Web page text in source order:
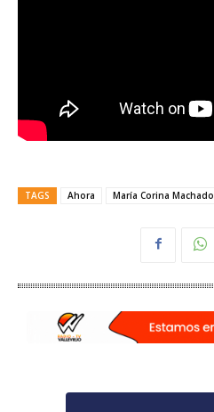
TAGS Ahora María Corina Machado